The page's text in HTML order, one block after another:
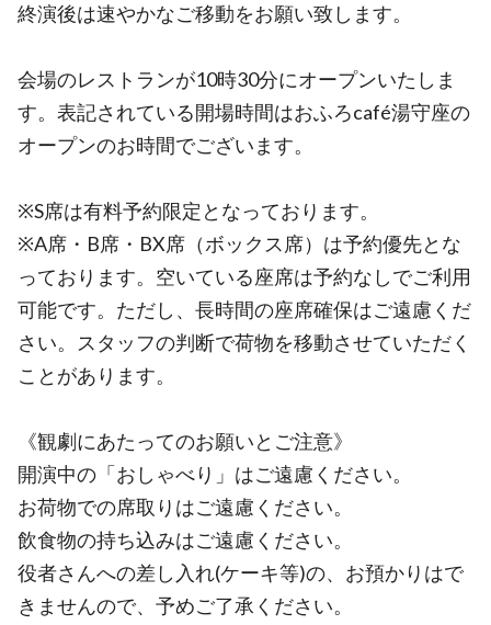
終演後は速やかなご移動をお願い致します。
会場のレストランが10時30分にオープンいたしま
す。表記されている開場時間はおふろcafé湯守座の
オープンのお時間でございます。
※S席は有料予約限定となっております。
※A席・B席・BX席（ボックス席）は予約優先とな
っております。空いている座席は予約なしでご利用
可能です。ただし、長時間の座席確保はご遠慮くだ
さい。スタッフの判断で荷物を移動させていただく
ことがあります。
《観劇にあたってのお願いとご注意》
開演中の「おしゃべり」はご遠慮ください。
お荷物での席取りはご遠慮ください。
飲食物の持ち込みはご遠慮ください。
役者さんへの差し入れ(ケーキ等)の、お預かりはで
きませんので、予めご了承ください。